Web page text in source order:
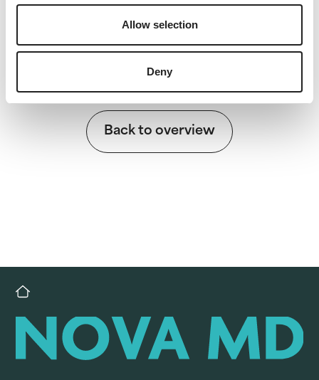
Allow selection
Deny
PDF
Back to overview